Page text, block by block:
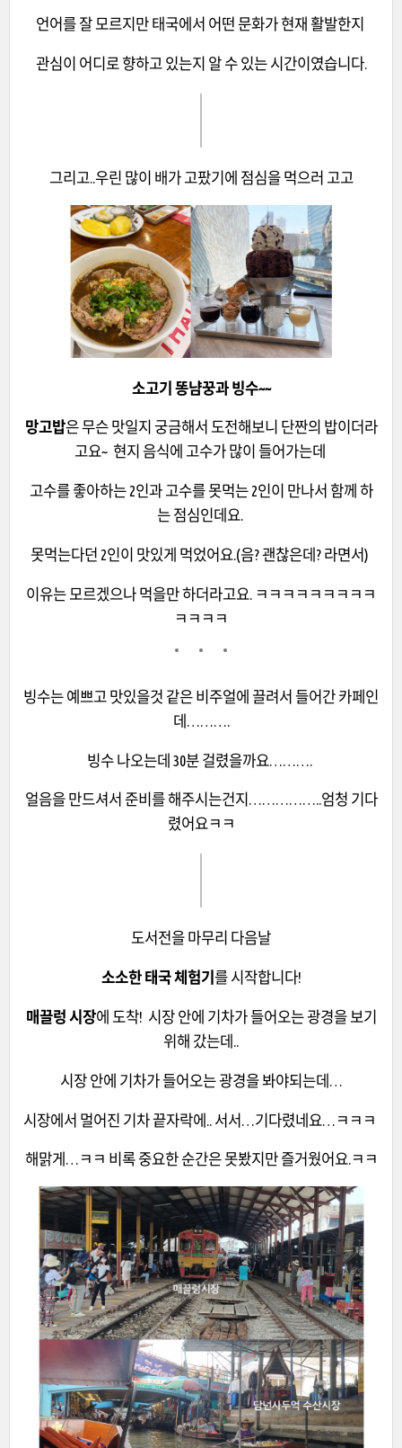
언어를 잘 모르지만 태국에서 어떤 문화가 현재 활발한지
관심이 어디로 향하고 있는지 알 수 있는 시간이였습니다.
그리고..우린 많이 배가 고팠기에 점심을 먹으러 고고
소고기 똥냠꿍과 빙수~~
망고밥은 무슨 맛일지 궁금해서 도전해보니 단짠의 밥이더라
고요~ 현지 음식에 고수가 많이 들어가는데
고수를 좋아하는 2인과 고수를 못먹는 2인이 만나서 함께 하
는 점심인데요.
못먹는다던 2인이 맛있게 먹었어요.(음? 괜찮은데? 라면서)
이유는 모르겠으나 먹을만 하더라고요. ㅋㅋㅋㅋㅋㅋㅋㅋㅋ
ㅋㅋㅋㅋ
빙수는 예쁘고 맛있을것 같은 비주얼에 끌려서 들어간 카페인
데……….
빙수 나오는데 30분 걸렸을까요……….
얼음을 만드셔서 준비를 해주시는건지……………..엄청 기다
렸어요ㅋㅋ
도서전을 마무리 다음날
소소한 태국 체험기 를 시작합니다!
매끌렁 시장에 도착! 시장 안에 기차가 들어오는 광경을 보기
위해 갔는데..
시장 안에 기차가 들어오는 광경을 봐야되는데…
시장에서 멀어진 기차 끝자락에.. 서서…기다렸네요…ㅋㅋㅋ
해맑게…ㅋㅋ 비록 중요한 순간은 못봤지만 즐거웠어요.ㅋㅋ